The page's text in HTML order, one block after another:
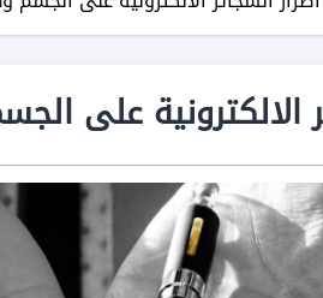
على